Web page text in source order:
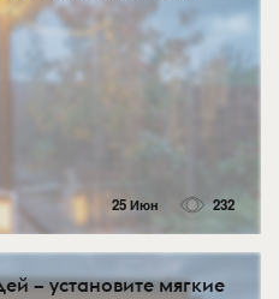
25 Июн 232
– установите мягкие